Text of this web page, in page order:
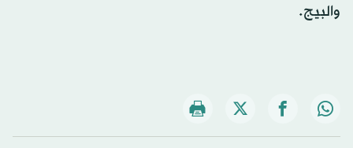
والبيج.